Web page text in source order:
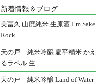
新着情報＆ブログ
美冨久 山廃純米 生原酒 I’m Sake
Rock
天の戸 純米吟醸 扁平精米 かえ
るラベル 生
天の戸 純米吟醸 Land of Water